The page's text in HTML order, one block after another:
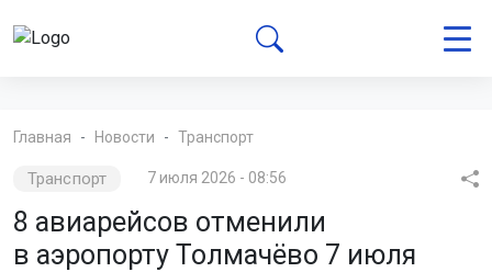
Главная Новости Транспорт
Транспорт 7 июля 2026 - 08:56
8 авиарейсов отменили
в аэропорту Толмачёво 7 июля